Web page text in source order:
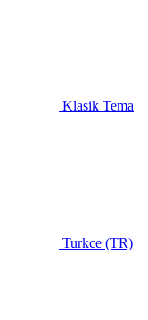
Klasik Tema
Turkce (TR)